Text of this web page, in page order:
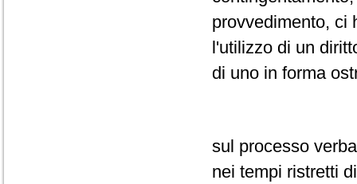
provvedimento, ci
l'utilizzo di un
di uno in forma
sul processo
nei tempi ristretti